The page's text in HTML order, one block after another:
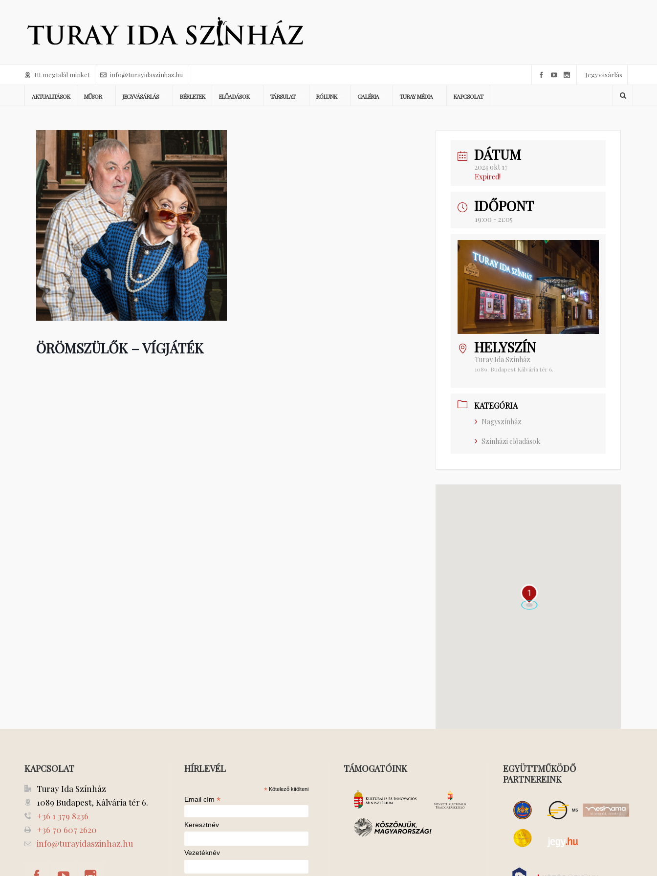
Itt megtalál minket info@turayidaszinhaz.hu Jegyvásárlás
AKTUALITÁSOK MŰSOR JEGYVÁSÁRLÁS BÉRLETEK ELŐADÁSOK TÁRSULAT RÓLUNK GALÉRIA TURAY MÉDIA KAPCSOLAT
ÖRÖMSZÜLŐK – VÍGJÁTÉK
DÁTUM
2024 okt 17
Expired!
IDŐPONT
19:00 - 21:05
HELYSZÍN
Turay Ida Színház
1089. Budapest Kálvária tér 6.
KATEGÓRIA
Nagyszínház
Színházi előadások
1
KAPCSOLAT
Turay Ida Színház
1089 Budapest, Kálvária tér 6.
+36 1 379 8236
+36 70 607 2620
info@turayidaszinhaz.hu
HÍRLEVÉL
* Kötelező kitölteni
Email cím *
Keresztnév
Vezetéknév
TÁMOGATÓINK
EGYÜTTMŰKÖDŐ
PARTNEREINK